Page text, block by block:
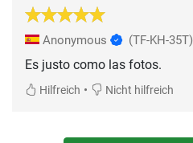
Anonymous (TF-KH-35T)
Es justo como las fotos.
Hilfreich • Nicht hilfreich